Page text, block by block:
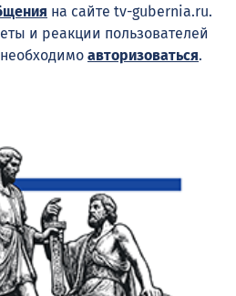
на сайте tv-gubernia.ru.
и реакции пользователей
авторизоваться.